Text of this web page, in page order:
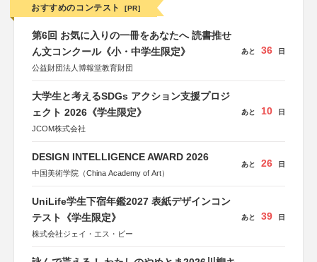
おすすめのコンテスト [PR]
第6回 お気に入りの一冊をあなたへ 読書推せ
ん文コンクール《小・中学生限定》
公益財団法人博報堂教育財団
あと 36 日
大学生と考えるSDGs アクション支援プロジ
ェクト 2026《学生限定》
JCOM株式会社
あと 10 日
DESIGN INTELLIGENCE AWARD 2026
中国美術学院（China Academy of Art）
あと 26 日
UniLife学生下宿年鑑2027 表紙デザインコン
テスト《学生限定》
株式会社ジェイ・エス・ビー
あと 39 日